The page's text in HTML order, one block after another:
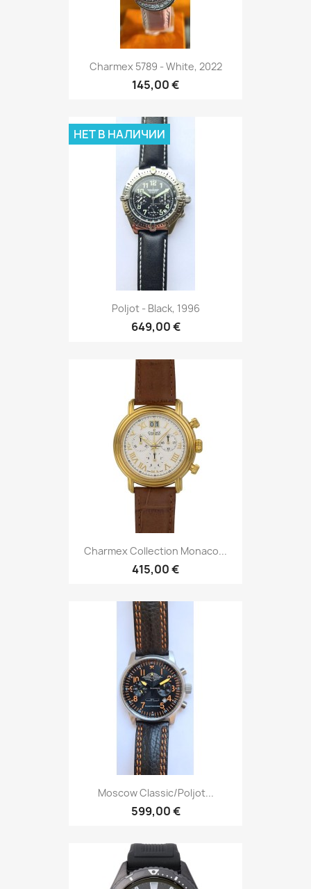
Charmex 5789 - White, 2022
145,00 €
Poljot - Black, 1996
649,00 €
НЕТ В НАЛИЧИИ
Charmex Collection Monaco...
415,00 €
Moscow Classic/Poljot...
599,00 €